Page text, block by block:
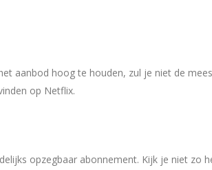
aanbod hoog te houden, zul je niet de
op Netflix.
opzegbaar abonnement. Kijk je niet zo